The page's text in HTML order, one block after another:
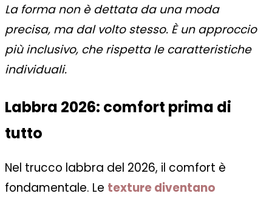
La forma non è dettata da una moda
precisa, ma dal volto stesso. È un approccio
più inclusivo, che rispetta le caratteristiche
individuali.
Labbra 2026: comfort prima di
tutto
Nel trucco labbra del 2026, il comfort è
fondamentale. Le texture diventano